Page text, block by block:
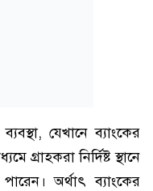
যেখানে ব্যাংকের
গ্রাহকরা নির্দিষ্ট স্থানে
অর্থাৎ ব্যাংকের